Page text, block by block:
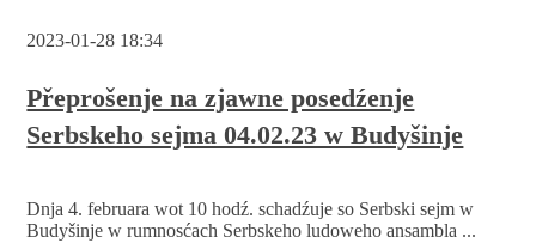
Němskim
sejmje
2023-01-28 18:34
Přeprošenje na zjawne posedźenje
Serbskeho sejma 04.02.23 w Budyšinje
Dnja 4. februara wot 10 hodź. schadźuje so Serbski sejm w
Budyšinje w rumnosćach Serbskeho ludoweho ansambla ...